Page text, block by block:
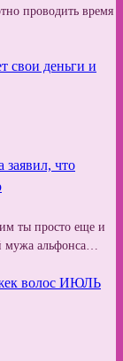
проводить время
свои деньги и
что
ты просто еще и
мужа альфонса…
волос ИЮЛЬ